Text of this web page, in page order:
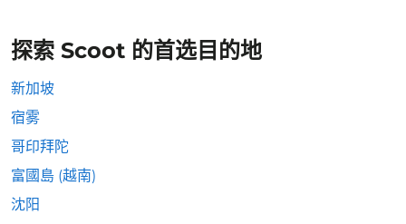
探索 Scoot 的首选目的地
新加坡
宿雾
哥印拜陀
富國島 (越南)
沈阳